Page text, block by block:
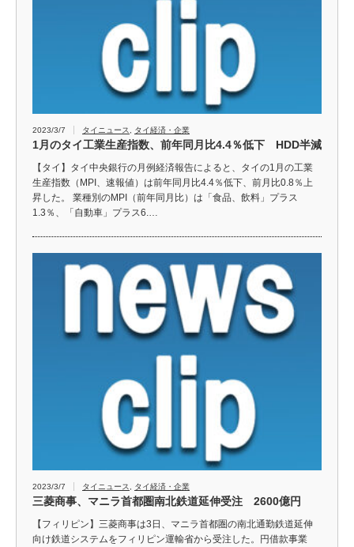
2023/3/7 タイニュース タイ経済・企業
1月のタイ工業生産指数、前年同月比4.4％低下 HDD半減
【タイ】タイ中央銀行の月例経済報告によると、タイの1月の工業
生産指数（MPI、速報値）は前年同月比4.4％低下、前月比0.8％上
昇した。 業種別のMPI（前年同月比）は「食品、飲料」プラス
1.3％、「自動車」プラス6.…
2023/3/7 タイニュース タイ経済・企業
三菱商事、マニラ首都圏南北鉄道延伸受注 2600億円
【フィリピン】三菱商事は3日、マニラ首都圏の南北通勤鉄道延伸
向け鉄道システムをフィリピン運輸省から受注した。円借款事業